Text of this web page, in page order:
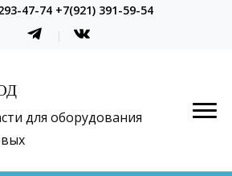
47-74 +7(921) 391-59-54
для оборудования